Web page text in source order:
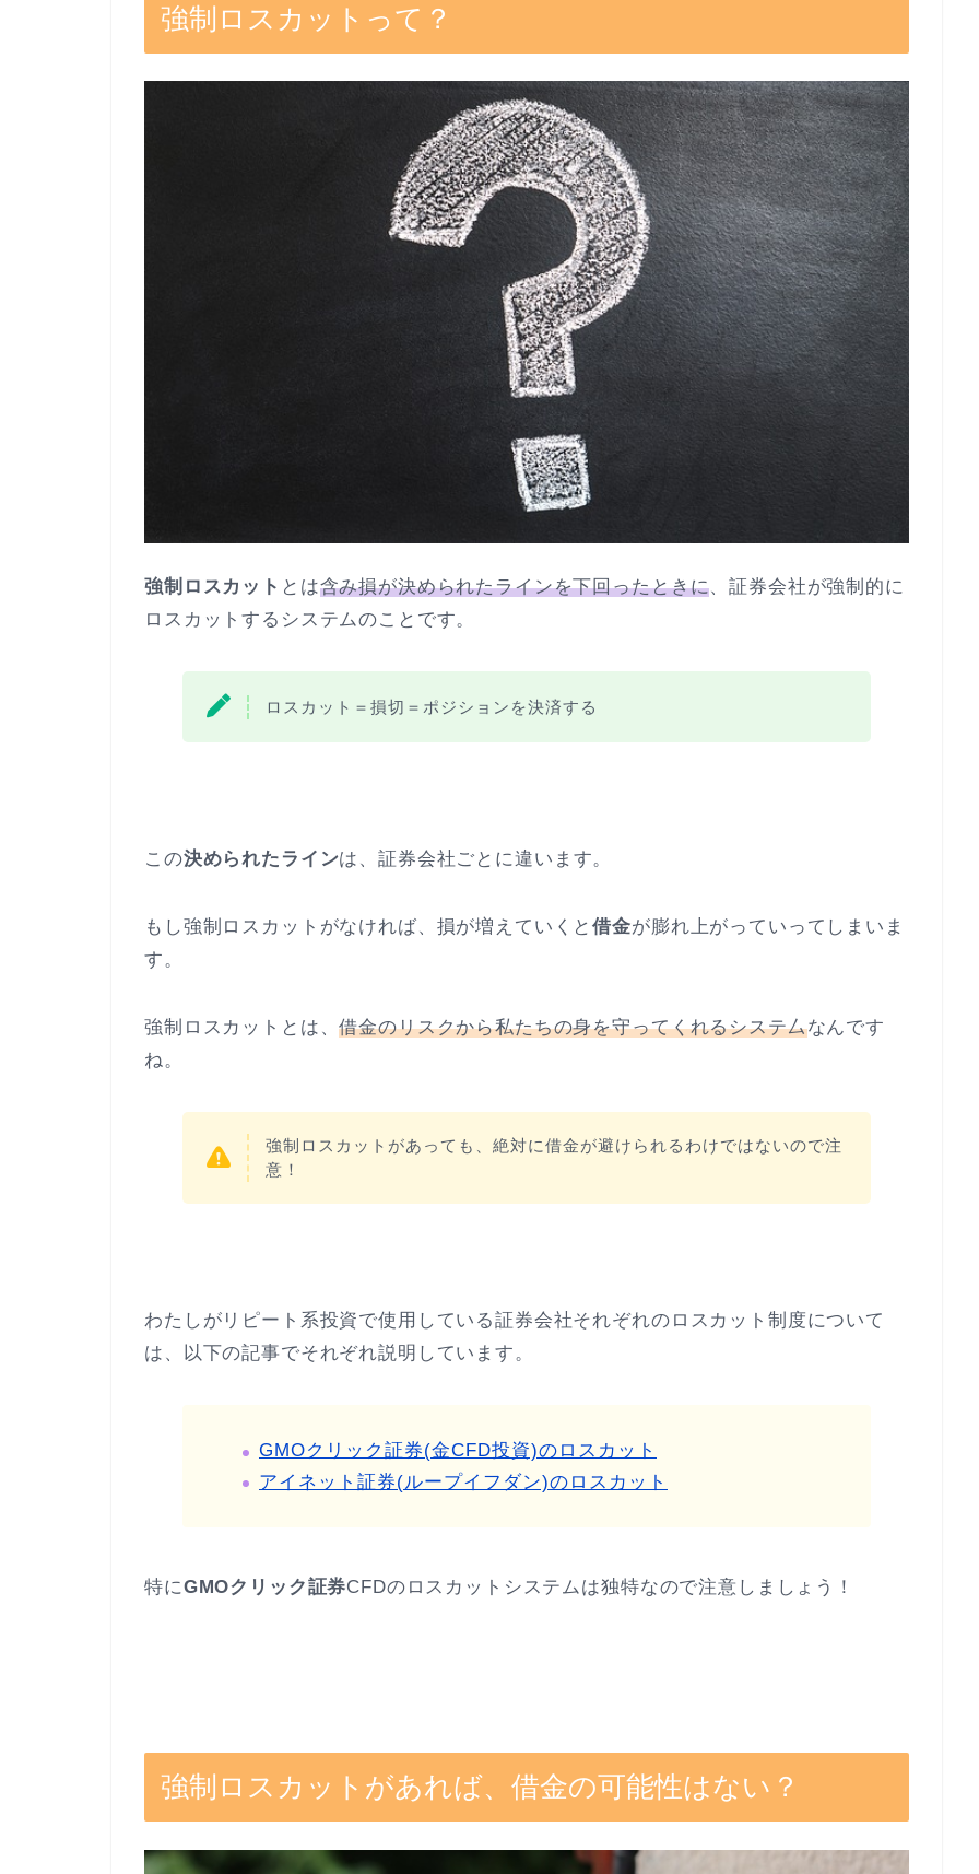
強制ロスカットって？
強制ロスカット とは含み損が決められたラインを下回ったときに、証券会社が強制的に
ロスカットするシステムのことです。
ロスカット＝損切＝ポジションを決済する
この決められたラインは、証券会社ごとに違います。
もし強制ロスカットがなければ、損が増えていくと借金が膨れ上がっていってしまいま
す。
強制ロスカットとは、借金のリスクから私たちの身を守ってくれるシステ厶なんです
ね。
強制ロスカットがあっても、絶対に借金が避けられるわけではないので注
意！
わたしがリピート系投資で使用している証券会社それぞれのロスカット制度について
は、以下の記事でそれぞれ説明しています。
GMOクリック証券(金CFD投資)のロスカット
アイネット証券(ループイフダン)のロスカット
特にGMOクリック証券CFDのロスカットシステムは独特なので注意しましょう！
強制ロスカットがあれば、借金の可能性はない？